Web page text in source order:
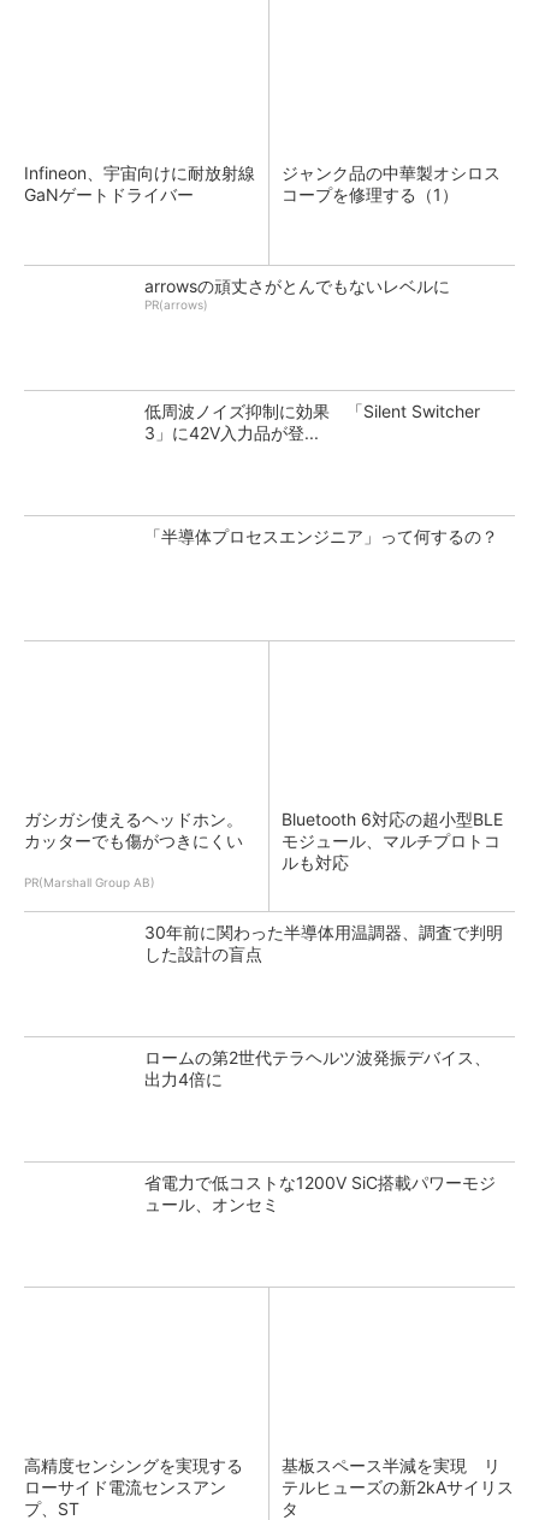
Infineon、宇宙向けに耐放射線
GaNゲートドライバー
ジャンク品の中華製オシロス
コープを修理する（1）
arrowsの頑丈さがとんでもないレベルに
PR(arrows)
低周波ノイズ抑制に効果 「Silent Switcher
3」に42V入力品が登...
「半導体プロセスエンジニア」って何するの？
ガシガシ使えるヘッドホン。
カッターでも傷がつきにくい
PR(Marshall Group AB)
Bluetooth 6対応の超小型BLE
モジュール、マルチプロトコ
ルも対応
30年前に関わった半導体用温調器、調査で判明
した設計の盲点
ロームの第2世代テラヘルツ波発振デバイス、
出力4倍に
省電力で低コストな1200V SiC搭載パワーモジ
ュール、オンセミ
高精度センシングを実現する
ローサイド電流センスアン
プ、ST
基板スペース半減を実現 リ
テルヒューズの新2kAサイリス
タ